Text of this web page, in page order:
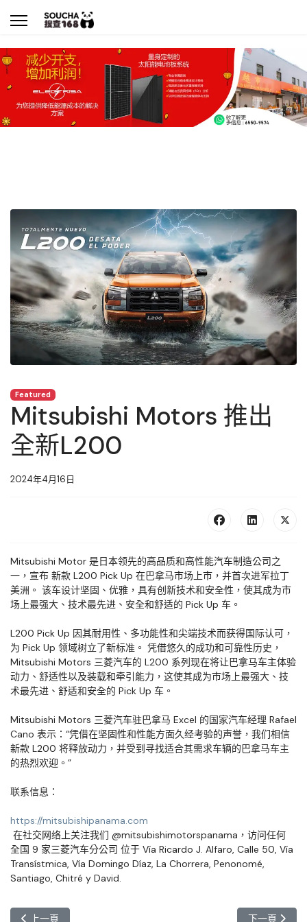
Featured
Mitsubishi Motors 推出
全新L200
2024年4月16日
Mitsubishi Motor 是日本领先的高品质和高性能汽车制造公司之
一，宣布 新款 L200 Pick Up 在巴拿马市场上市，并首次进军拉丁
美洲。 该车设计坚固、优雅，具有创新技术和安全性， 使其成为市
场上最强大、技术最先进、安全和舒适的 Pick Up 车。
L200 Pick Up 因其耐用性、多功能性和尖端技术而获得国际认可，
为 Pick Up 领域树立了新标准。 凭借悠久的成功和可靠性历史，
Mitsubishi Motors 三菱汽车的 L200 系列现在将让巴拿马车主体验
动力、舒适性以及装载和牵引能力， 这使其成为市场上最强大、技
术最先进、舒适和安全的 Pick Up 车。
Mitsubishi Motors 三菱汽车驻巴拿马 Excel 的国家汽车经理 Rafael
Cano 表示：“凭借在坚固性和性能方面久经考验的声誉，我们相信
新款 L200 将释放动力，并受到寻找适合其需求车辆的巴拿马车主
的热烈欢迎。 ”
联系信息：
https://mitsubishipanama.com
在社交网络上关注我们 @mitsubishimotorspanama，访问任何
全国 9 家三菱汽车分公司 位于 Vía Ricardo J. Alfaro, Calle 50, Vía
Transístmica, Vía Domingo Díaz, La Chorrera, Penonomé,
Santiago, Chitré y David.
上一篇文章: Grupo Q 在 Albrook Mall 举为 Motor fest 及全新
上一頁 下一篇文章:
下一頁